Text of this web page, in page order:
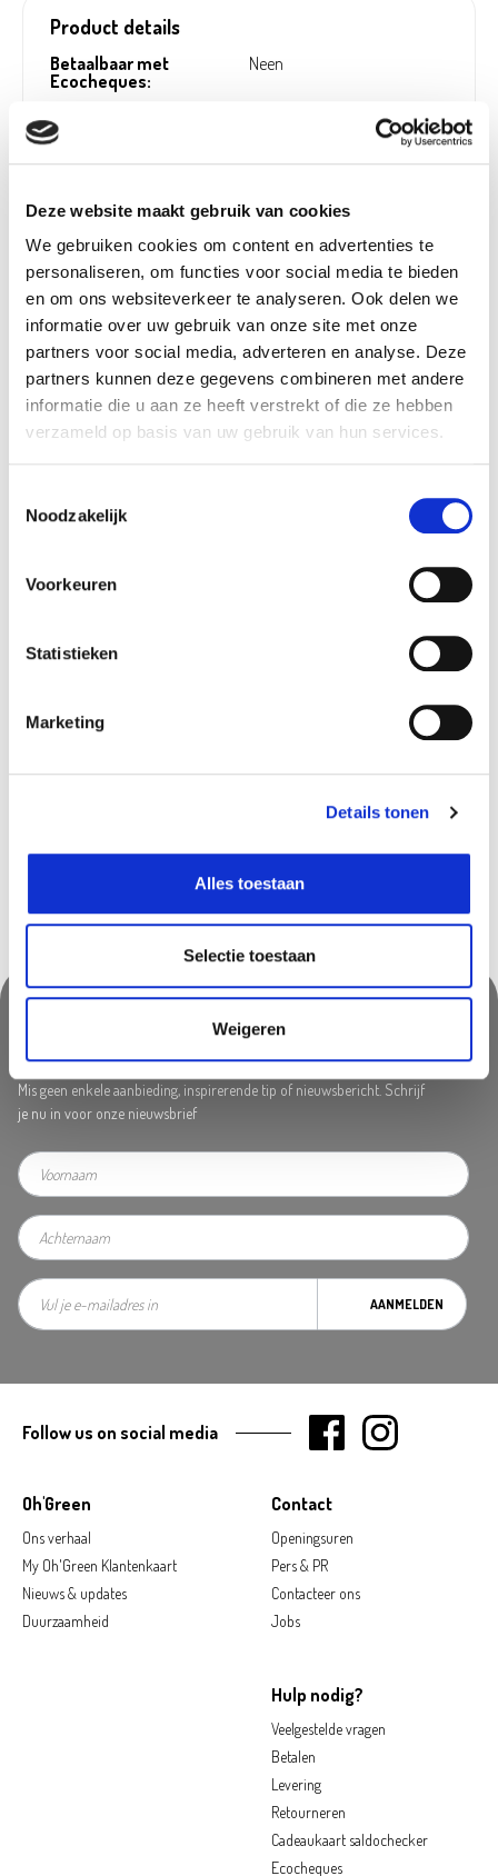
Deze website maakt gebruik van cookies
We gebruiken cookies om content en advertenties te
personaliseren, om functies voor social media te bieden
en om ons websiteverkeer te analyseren. Ook delen we
informatie over uw gebruik van onze site met onze
partners voor social media, adverteren en analyse. Deze
partners kunnen deze gegevens combineren met andere
informatie die u aan ze heeft verstrekt of die ze hebben
verzameld op basis van uw gebruik van hun services.
Noodzakelijk
Voorkeuren
Statistieken
Marketing
Details tonen
Alles toestaan
Selectie toestaan
Weigeren
Product details
Betaalbaar met
Ecocheques:
Neen
Gewicht:
Lengte (cm):
79 cm
Diameter (cm):
Material:
Cement
Artikel nummer:
1089588
Verantwoordelijk marktdeelnemer in de EU
Aarschot
Gouvy
In stock
Nooit iets van ons missen?
Mis geen enkele aanbieding, inspirerende tip of nieuwsbericht. Schrijf
je nu in voor onze nieuwsbrief
AANMELDEN
Oh'Green
Ons verhaal
My Oh'Green Klantenkaart
Nieuws & updates
Duurzaamheid
Contact
Openingsuren
Pers & PR
Contacteer ons
Jobs
Hulp nodig?
Veelgestelde vragen
Betalen
Levering
Retourneren
Cadeaukaart saldochecker
Ecocheques
Follow us on social media